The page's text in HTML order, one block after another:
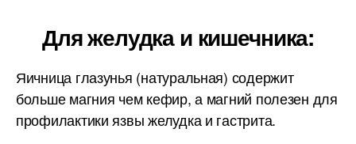
Для желудка и кишечника:
Яичница глазунья (натуральная) содержит
больше магния чем кефир, а магний полезен для
профилактики язвы желудка и гастрита.